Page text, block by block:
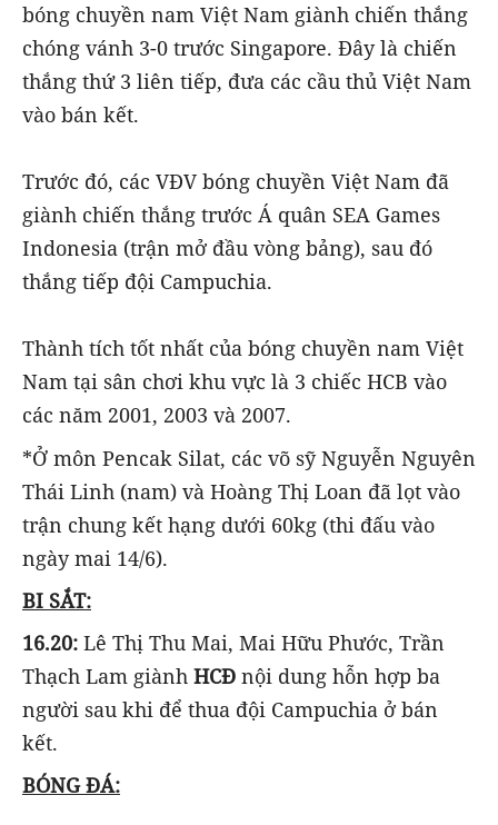
bóng chuyền nam Việt Nam giành chiến thắng
chóng vánh 3-0 trước Singapore. Đây là chiến
thắng thứ 3 liên tiếp, đưa các cầu thủ Việt Nam
vào bán kết.
Trước đó, các VĐV bóng chuyền Việt Nam đã
giành chiến thắng trước Á quân SEA Games
Indonesia (trận mở đầu vòng bảng), sau đó
thắng tiếp đội Campuchia.
Thành tích tốt nhất của bóng chuyền nam Việt
Nam tại sân chơi khu vực là 3 chiếc HCB vào
các năm 2001, 2003 và 2007.
*Ở môn Pencak Silat, các võ sỹ Nguyễn Nguyên
Thái Linh (nam) và Hoàng Thị Loan đã lọt vào
trận chung kết hạng dưới 60kg (thi đấu vào
ngày mai 14/6).
BI SẮT:
16.20: Lê Thị Thu Mai, Mai Hữu Phước, Trần
Thạch Lam giành HCĐ nội dung hỗn hợp ba
người sau khi để thua đội Campuchia ở bán
kết.
BÓNG ĐÁ: